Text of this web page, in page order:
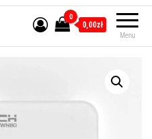
Menu
0
0,00zł